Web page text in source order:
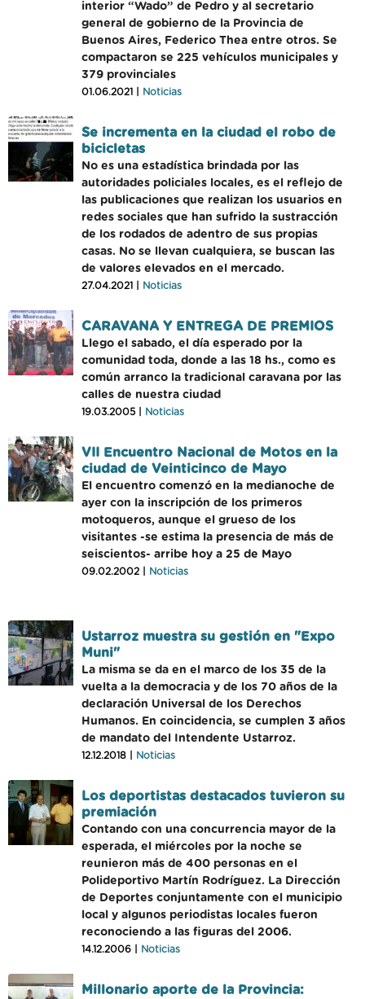
interior “Wado” de Pedro y al secretario
general de gobierno de la Provincia de
Buenos Aires, Federico Thea entre otros. Se
compactaron se 225 vehículos municipales y
379 provinciales
01.06.2021 | Noticias
Se incrementa en la ciudad el robo de
bicicletas
No es una estadística brindada por las
autoridades policiales locales, es el reflejo de
las publicaciones que realizan los usuarios en
redes sociales que han sufrido la sustracción
de los rodados de adentro de sus propias
casas. No se llevan cualquiera, se buscan las
de valores elevados en el mercado.
27.04.2021 | Noticias
CARAVANA Y ENTREGA DE PREMIOS
Llego el sabado, el día esperado por la
comunidad toda, donde a las 18 hs., como es
común arranco la tradicional caravana por las
calles de nuestra ciudad
19.03.2005 | Noticias
VII Encuentro Nacional de Motos en la
ciudad de Veinticinco de Mayo
El encuentro comenzó en la medianoche de
ayer con la inscripción de los primeros
motoqueros, aunque el grueso de los
visitantes -se estima la presencia de más de
seiscientos- arribe hoy a 25 de Mayo
09.02.2002 | Noticias
Ustarroz muestra su gestión en "Expo
Muni"
La misma se da en el marco de los 35 de la
vuelta a la democracia y de los 70 años de la
declaración Universal de los Derechos
Humanos. En coincidencia, se cumplen 3 años
de mandato del Intendente Ustarroz.
12.12.2018 | Noticias
Los deportistas destacados tuvieron su
premiación
Contando con una concurrencia mayor de la
esperada, el miércoles por la noche se
reunieron más de 400 personas en el
Polideportivo Martín Rodríguez. La Dirección
de Deportes conjuntamente con el municipio
local y algunos periodistas locales fueron
reconociendo a las figuras del 2006.
14.12.2006 | Noticias
Millonario aporte de la Provincia: